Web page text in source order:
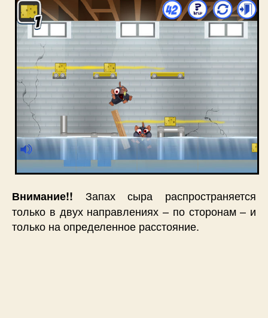
Внимание!! Запах сыра распространяется
только в двух направлениях – по сторонам – и
только на определенное расстояние.